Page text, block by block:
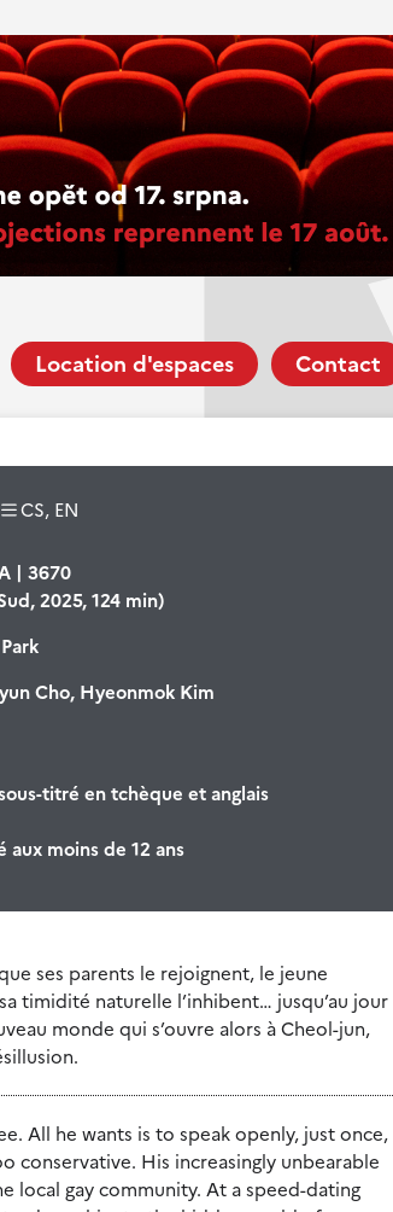
Location d'espaces Contact
CS, EN
| 3670
2025, 124 min)
Cho, Hyeonmok Kim
titré en tchèque et anglais
aux moins de 12 ans
ses parents le rejoignent, le jeune
timidité naturelle l’inhibent… jusqu’au jour
monde qui s’ouvre alors à Cheol-jun,
All he wants is to speak openly, just once,
His increasingly unbearable
local gay community. At a speed-dating